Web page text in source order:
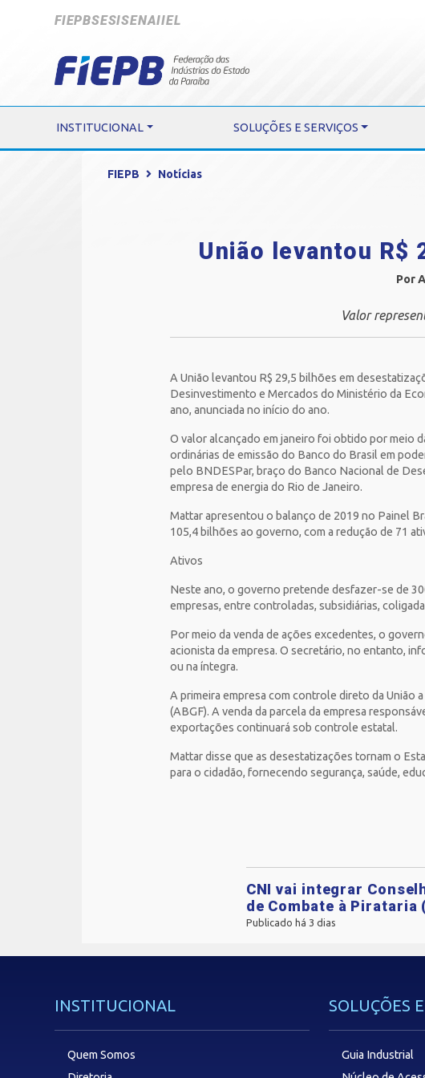
FIEPBSESISENAIIEL
INSTITUCIONAL SOLUÇÕES E SERVIÇOS
FIEPB Notícias
União levantou R$
Por
Valor
A União levantou R$ 29,5 bilhões em
Desinvestimento e Mercados do Ministério da
ano, anunciada no início do ano.
O valor alcançado em janeiro foi obtido por meio
ordinárias de emissão do Banco do Brasil em
pelo BNDESPar, braço do Banco Nacional de
empresa de energia do Rio de Janeiro.
Mattar apresentou o balanço de 2019 no Painel
105,4 bilhões ao governo, com a redução de 71
Ativos
Neste ano, o governo pretende desfazer-se de
empresas, entre controladas, subsidiárias,
Por meio da venda de ações excedentes, o
acionista da empresa. O secretário, no entanto,
ou na íntegra.
A primeira empresa com controle direto da União
(ABGF). A venda da parcela da empresa
exportações continuará sob controle estatal.
Mattar disse que as desestatizações tornam o
para o cidadão, fornecendo segurança, saúde,
CNI vai integrar
de Combate à Pirataria
Publicado há 3 dias
INSTITUCIONAL
Quem Somos
SOLUÇÕES
Guia Industrial